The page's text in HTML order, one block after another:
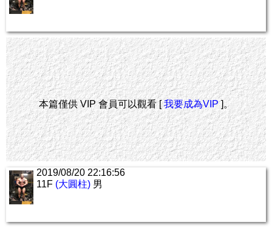
本篇僅供 VIP 會員可以觀看 [我要成為VIP]。
2019/08/20 22:16:56
11F (大圓柱) 男